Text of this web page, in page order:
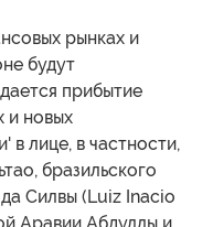
рынках и
будут
прибытие
и новых
в лице, в частности,
бразильского
Силвы (Luiz Inacio